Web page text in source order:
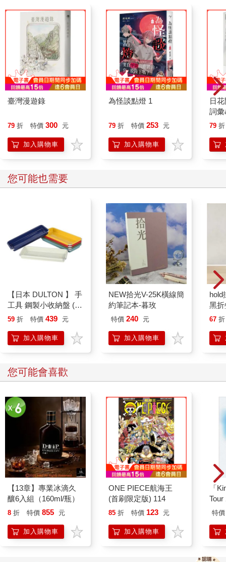
臺灣漫遊錄
79 折 特價 300 元
加入購物車
為怪談點燈 1
79 折 特價 253 元
加入購物車
日
詞
79 折
您可能也需要
【日本 DULTON 】 手
工具 鋼製小收納盤 (6
色可選) 托盤 收納盤
59 折 特價 439 元
加入購物車
NEW拾光V-25K橫線簡
約筆記本-暮玫
特價 240 元
加入購物車
hold
黑
67 折
您可能會喜歡
【13章】專業冰滴久
釀6入組（160ml/瓶）
8 折 特價 855 元
加入購物車
ONE PIECE航海王
(首刷限定版) 114
85 折 特價 123 元
加入購物車
「
Tour
特價